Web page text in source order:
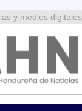
y medios digitales